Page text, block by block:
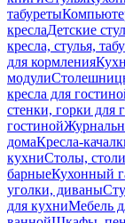
табуреты
креслаДетские
кресла, стулья,
для кормления
модули
кресла для
стенки, горки для
гостиной
домаКресла-
кухниСтолы,
барныеКухонный
уголки, диваны
для кухниМебель